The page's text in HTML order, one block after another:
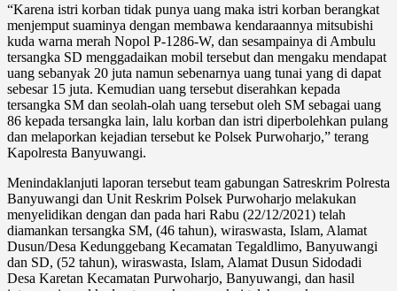
“Karena istri korban tidak punya uang maka istri korban berangkat
menjemput suaminya dengan membawa kendaraannya mitsubishi
kuda warna merah Nopol P-1286-W, dan sesampainya di Ambulu
tersangka SD menggadaikan mobil tersebut dan mengaku mendapat
uang sebanyak 20 juta namun sebenarnya uang tunai yang di dapat
sebesar 15 juta. Kemudian uang tersebut diserahkan kepada
tersangka SM dan seolah-olah uang tersebut oleh SM sebagai uang
86 kepada tersangka lain, lalu korban dan istri diperbolehkan pulang
dan melaporkan kejadian tersebut ke Polsek Purwoharjo,” terang
Kapolresta Banyuwangi.
Menindaklanjuti laporan tersebut team gabungan Satreskrim Polresta
Banyuwangi dan Unit Reskrim Polsek Purwoharjo melakukan
menyelidikan dengan dan pada hari Rabu (22/12/2021) telah
diamankan tersangka SM, (46 tahun), wiraswasta, Islam, Alamat
Dusun/Desa Kedunggebang Kecamatan Tegaldlimo, Banyuwangi
dan SD, (52 tahun), wiraswasta, Islam, Alamat Dusun Sidodadi
Desa Karetan Kecamatan Purwoharjo, Banyuwangi, dan hasil